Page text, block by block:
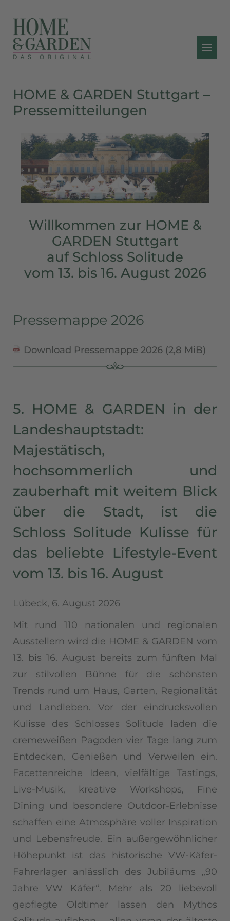
HOME & GARDEN Stuttgart –
Pressemitteilungen
Willkommen zur HOME &
GARDEN Stuttgart
auf Schloss Solitude
vom 13. bis 16. August 2026
Pressemappe 2026
Download Pressemappe 2026 (2,8 MiB)
5. HOME & GARDEN in der
Landeshauptstadt:
Majestätisch,
hochsommerlich und
zauberhaft mit weitem Blick
über die Stadt, ist die
Schloss Solitude Kulisse für
das beliebte Lifestyle-Event
vom 13. bis 16. August
Lübeck, 6. August 2026
Mit rund 110 nationalen und regionalen
Ausstellern wird die HOME & GARDEN vom
13. bis 16. August bereits zum fünften Mal
zur stilvollen Bühne für die schönsten
Trends rund um Haus, Garten, Regionalität
und Landleben. Vor der eindrucksvollen
Kulisse des Schlosses Solitude laden die
cremeweißen Pagoden vier Tage lang zum
Entdecken, Genießen und Verweilen ein.
Facettenreiche Ideen, vielfältige Tastings,
Live-Musik, kreative Workshops, Fine
Dining und besondere Outdoor-Erlebnisse
schaffen eine Atmosphäre voller Inspiration
und Lebensfreude. Ein außergewöhnlicher
Höhepunkt ist das historische VW-Käfer-
Fahrerlager anlässlich des Jubiläums „90
Jahre VW Käfer“. Mehr als 20 liebevoll
gepflegte Oldtimer lassen den Mythos